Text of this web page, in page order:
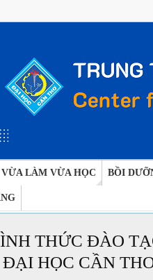
VỪA LÀM VỪA HỌC BỒI
THỨC ĐÀO
ĐẠI HỌC CẦN